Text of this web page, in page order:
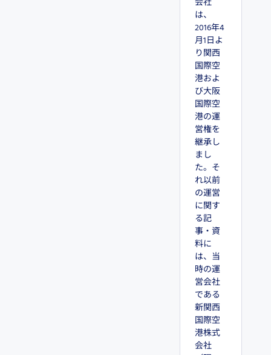
は、
2016年4
月1日よ
り関西
国際空
港およ
び大阪
国際空
港の運
営権を
継承し
まし
た。そ
れ以前
の運営
に関す
る記
事・資
料に
は、当
時の運
営会社
である
新関西
国際空
港株式
会社